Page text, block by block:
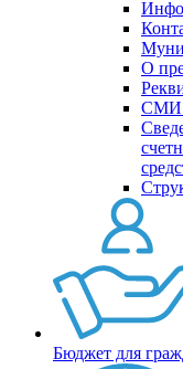
О
СМИ
Бюджет для